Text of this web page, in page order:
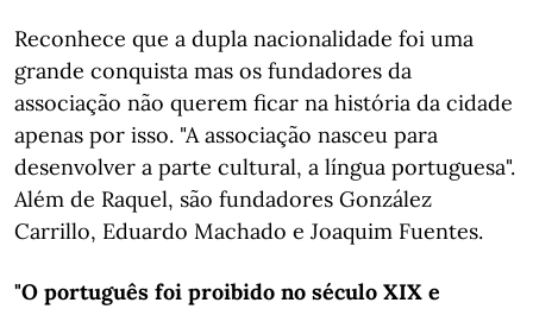
Reconhece que a dupla nacionalidade foi uma
grande conquista mas os fundadores da
associação não querem ficar na história da cidade
apenas por isso. "A associação nasceu para
desenvolver a parte cultural, a língua portuguesa".
Além de Raquel, são fundadores González
Carrillo, Eduardo Machado e Joaquim Fuentes.
"O português foi proibido no século XIX e